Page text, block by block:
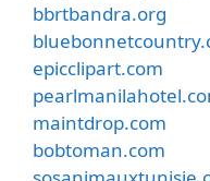
bbrtbandra.org
epicclipart.com
maintdrop.com
bobtoman.com